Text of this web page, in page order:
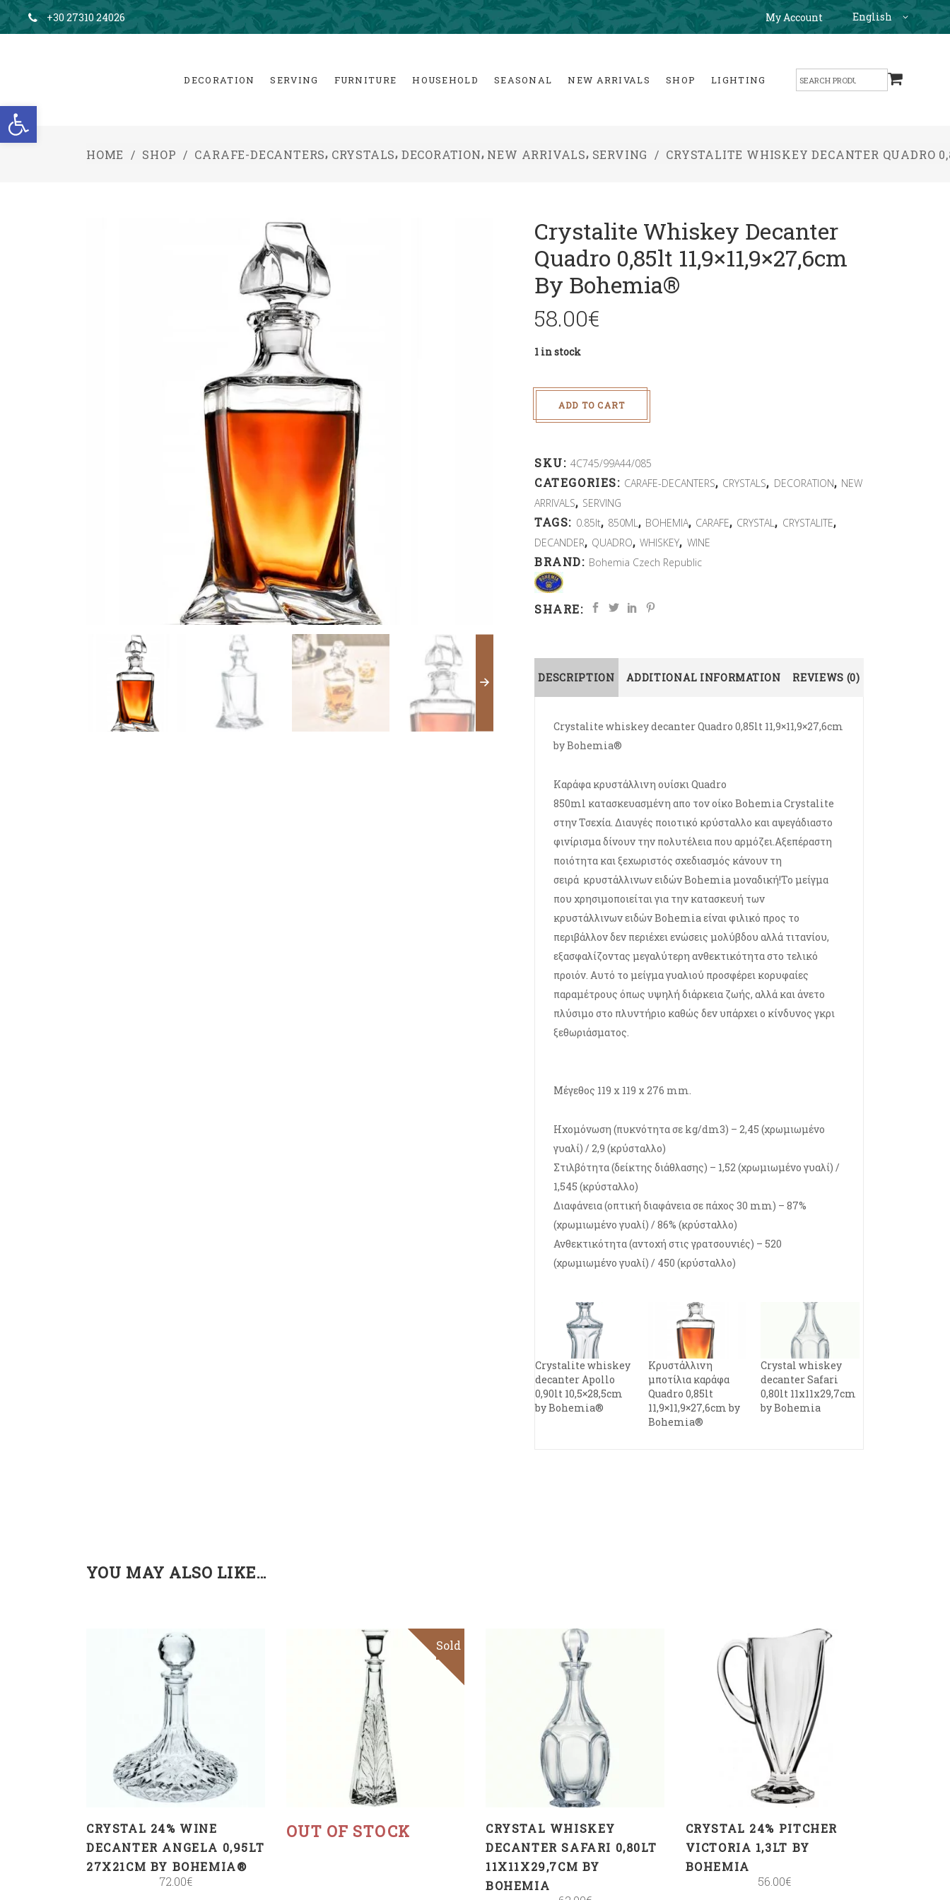
Open toolbar
+30 27310 24026 My Account English
DECORATION SERVING FURNITURE HOUSEHOLD SEASONAL NEW ARRIVALS SHOP LIGHTING
Search
HOME / SHOP / CARAFE-DECANTERS, CRYSTALS, DECORATION, NEW ARRIVALS, SERVING / CRYSTALITE WHISKEY DECANTER QUADRO
Crystalite Whiskey Decanter
Quadro 0,85lt 11,9×11,9×27,6cm
By Bohemia®
58.00€
1 in stock
ADD TO CART
SKU: 4C745/99A44/085
CATEGORIES: CARAFE-DECANTERS, CRYSTALS, DECORATION, NEW
ARRIVALS, SERVING
TAGS: 0.85lt, 850ML, BOHEMIA, CARAFE, CRYSTAL, CRYSTALITE,
DECANDER, QUADRO,WHISKEY, WINE
BRAND: Bohemia Czech Republic
SHARE:
DESCRIPTION ADDITIONAL INFORMATION REVIEWS (0)
Crystalite whiskey decanter Quadro 0,85lt 11,9×11,9×27,6cm
by Bohemia®
Καράφα κρυστάλλινη ουίσκι Quadro
850ml κατασκευασμένη απο τον οίκο Bohemia Crystalite
στην Τσεχία. Διαυγές ποιοτικό κρύσταλλο και αψεγάδιαστο
φινίρισμα δίνουν την πολυτέλεια που αρμόζει.Αξεπέραστη
ποιότητα και ξεχωριστός σχεδιασμός κάνουν τη
σειρά κρυστάλλινων ειδών Bohemia μοναδική!Το μείγμα
που χρησιμοποιείται για την κατασκευή των
κρυστάλλινων ειδών Bohemia είναι φιλικό προς το
περιβάλλον δεν περιέχει ενώσεις μολύβδου αλλά τιτανίου,
εξασφαλίζοντας μεγαλύτερη ανθεκτικότητα στο τελικό
προιόν. Αυτό το μείγμα γυαλιού προσφέρει κορυφαίες
παραμέτρους όπως υψηλή διάρκεια ζωής, αλλά και άνετο
πλύσιμο στο πλυντήριο καθώς δεν υπάρχει ο κίνδυνος γκρι
ξεθωριάσματος.
Μέγεθος 119 x 119 x 276 mm.
Ηχομόνωση (πυκνότητα σε kg/dm3) – 2,45 (χρωμιωμένο
γυαλί) / 2,9 (κρύσταλλο)
Στιλβότητα (δείκτης διάθλασης) – 1,52 (χρωμιωμένο γυαλί) /
1,545 (κρύσταλλο)
Διαφάνεια (οπτική διαφάνεια σε πάχος 30 mm) – 87%
(χρωμιωμένο γυαλί) / 86% (κρύσταλλο)
Ανθεκτικότητα (αντοχή στις γρατσουνιές) – 520
(χρωμιωμένο γυαλί) / 450 (κρύσταλλο)
Crystalite whiskey
decanter Apollo
0,90lt 10,5×28,5cm
by Bohemia®
Κρυστάλλινη
μποτίλια καράφα
Quadro 0,85lt
11,9×11,9×27,6cm by
Bohemia®
Crystal whiskey
decanter Safari
0,80lt 11x11x29,7cm
by Bohemia
YOU MAY ALSO LIKE…
ADD TO CART
CRYSTAL 24% WINE
DECANTER ANGELA 0,95LT
27X21CM BY BOHEMIA®
72.00€
Sale
OUT OF STOCK
Sold
Read more
ADD TO CART
CRYSTAL WHISKEY
DECANTER SAFARI 0,80LT
11X11X29,7CM BY
BOHEMIA
ADD TO CART
CRYSTAL 24% PITCHER
VICTORIA 1,3LT BY
BOHEMIA
56.00€